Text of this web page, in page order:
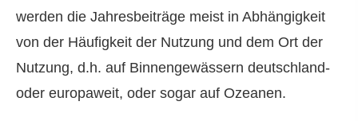
werden die Jahresbeiträge meist in Abhängigkeit
von der Häufigkeit der Nutzung und dem Ort der
Nutzung, d.h. auf Binnengewässern deutschland-
oder europaweit, oder sogar auf Ozeanen.